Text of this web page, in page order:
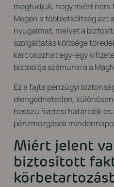
megtudjuk, hogy miért nem
Megéri a többletköltség azt
nyugalmat, melyet a
szolgáltatás költsége
kárt okozhat egy-egy
biztosítja számunkra a
Ez a fajta pénzügyi
elengedhetetlen,
hosszú fizetési határidők
pénzmozgások
Miért jelent
biztosított